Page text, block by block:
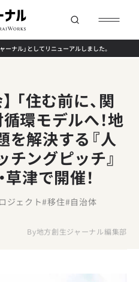
ナル」としてリニューアルしました。
「住む前に、関
環モデルへ！地
を解決する『人
ングピッチ』
津で開催！
ジェクト#移住#自治体
By地方創生ジャーナル編集部